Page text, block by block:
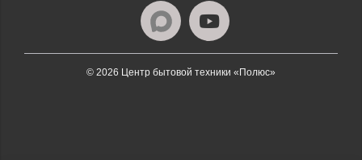
© 2026 Центр бытовой техники «Полюс»